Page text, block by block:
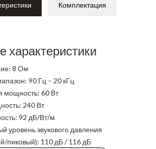
Комплектация
характеристики
8 Ом
90 Гц – 20 кГц
мощность: 60 Вт
240 Вт
92 дБ/Вт/м
уровень звукового давления
пиковый): 110 дБ / 116 дБ